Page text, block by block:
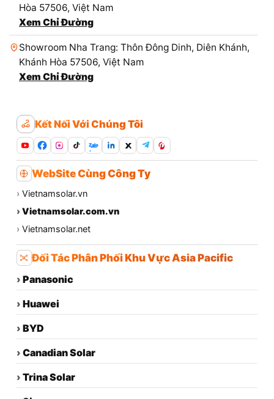
Hòa 57506, Việt Nam
Xem Chỉ Đường
Showroom Nha Trang: Thôn Đông Dinh, Diên Khánh,
Khánh Hòa 57506, Việt Nam
Xem Chỉ Đường
Kết Nối Với Chúng Tôi
Zalo
WebSite Cùng Công Ty
› Vietnamsolar.vn
› Vietnamsolar.com.vn
› Vietnamsolar.net
Đối Tác Phân Phối Khu Vực Asia Pacific
› Panasonic
› Huawei
› BYD
› Canadian Solar
› Trina Solar